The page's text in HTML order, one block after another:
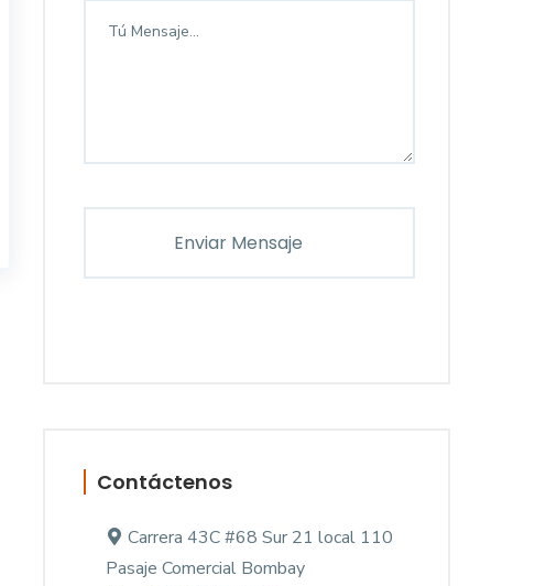
Contáctenos
Carrera 43C #68 Sur 21 local 110
Pasaje Comercial Bombay